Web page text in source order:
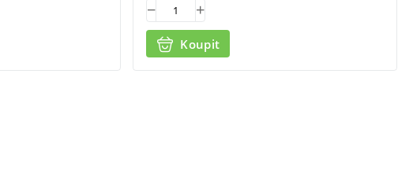
Koupit